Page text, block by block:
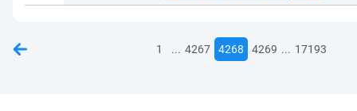
1 ... 4267 4268 4269 ... 17193